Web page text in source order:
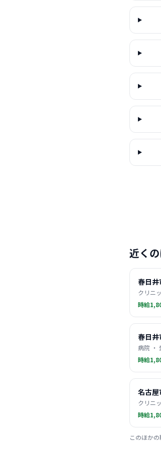
近く
春日井
クリニ
時給
春日
病院 ・
時給
名古屋
クリニ
時給
このほか